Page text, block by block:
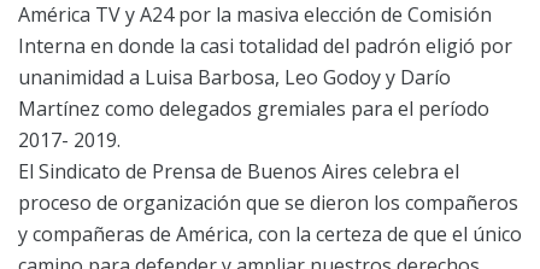
América TV y A24 por la masiva elección de Comisión
Interna en donde la casi totalidad del padrón eligió por
unanimidad a Luisa Barbosa, Leo Godoy y Darío
Martínez como delegados gremiales para el período
2017- 2019.
El Sindicato de Prensa de Buenos Aires celebra el
proceso de organización que se dieron los compañeros
y compañeras de América, con la certeza de que el único